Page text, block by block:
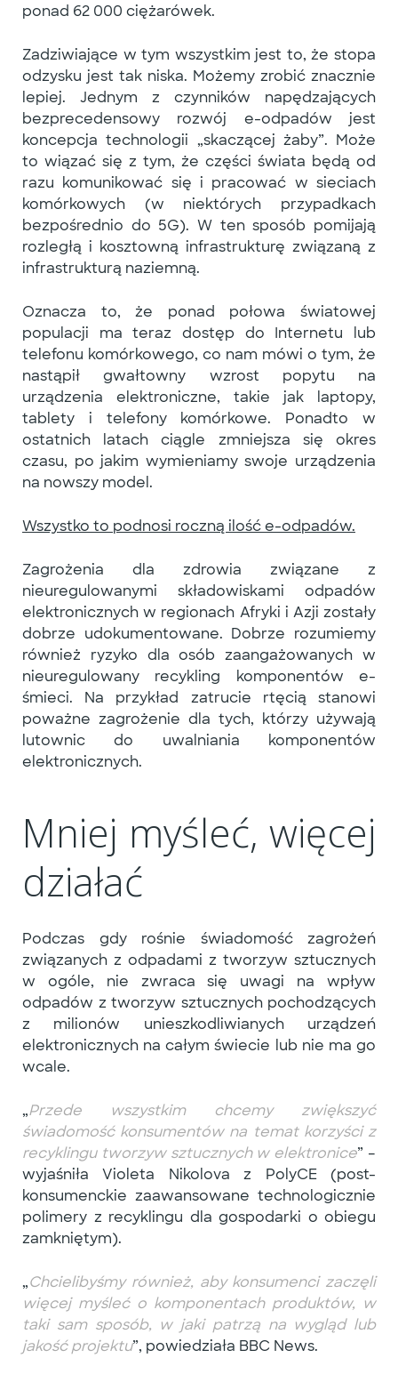
ponad 62 000 ciężarówek.
Zadziwiające w tym wszystkim jest to, że stopa
odzysku jest tak niska. Możemy zrobić znacznie
lepiej. Jednym z czynników napędzających
bezprecedensowy rozwój e-odpadów jest
koncepcja technologii „skaczącej żaby”. Może
to wiązać się z tym, że części świata będą od
razu komunikować się i pracować w sieciach
komórkowych (w niektórych przypadkach
bezpośrednio do 5G). W ten sposób pomijają
rozległą i kosztowną infrastrukturę związaną z
infrastrukturą naziemną.
Oznacza to, że ponad połowa światowej
populacji ma teraz dostęp do Internetu lub
telefonu komórkowego, co nam mówi o tym, że
nastąpił gwałtowny wzrost popytu na
urządzenia elektroniczne, takie jak laptopy,
tablety i telefony komórkowe. Ponadto w
ostatnich latach ciągle zmniejsza się okres
czasu, po jakim wymieniamy swoje urządzenia
na nowszy model.
Wszystko to podnosi roczną ilość e-odpadów.
Zagrożenia dla zdrowia związane z
nieuregulowanymi składowiskami odpadów
elektronicznych w regionach Afryki i Azji zostały
dobrze udokumentowane. Dobrze rozumiemy
również ryzyko dla osób zaangażowanych w
nieuregulowany recykling komponentów e-
śmieci. Na przykład zatrucie rtęcią stanowi
poważne zagrożenie dla tych, którzy używają
lutownic do uwalniania komponentów
elektronicznych.
Mniej myśleć, więcej
działać
Podczas gdy rośnie świadomość zagrożeń
związanych z odpadami z tworzyw sztucznych
w ogóle, nie zwraca się uwagi na wpływ
odpadów z tworzyw sztucznych pochodzących
z milionów unieszkodliwianych urządzeń
elektronicznych na całym świecie lub nie ma go
wcale.
„Przede wszystkim chcemy zwiększyć
świadomość konsumentów na temat korzyści z
recyklingu tworzyw sztucznych w elektronice” –
wyjaśniła Violeta Nikolova z PolyCE (post-
konsumenckie zaawansowane technologicznie
polimery z recyklingu dla gospodarki o obiegu
zamkniętym).
„Chcielibyśmy również, aby konsumenci zaczęli
więcej myśleć o komponentach produktów, w
taki sam sposób, w jaki patrzą na wygląd lub
jakość projektu”, powiedziała BBC News.